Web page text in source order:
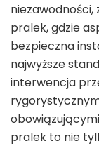
niezawodności,
pralek, gdzie
bezpieczna
najwyższe
interwencja
pralek to nie